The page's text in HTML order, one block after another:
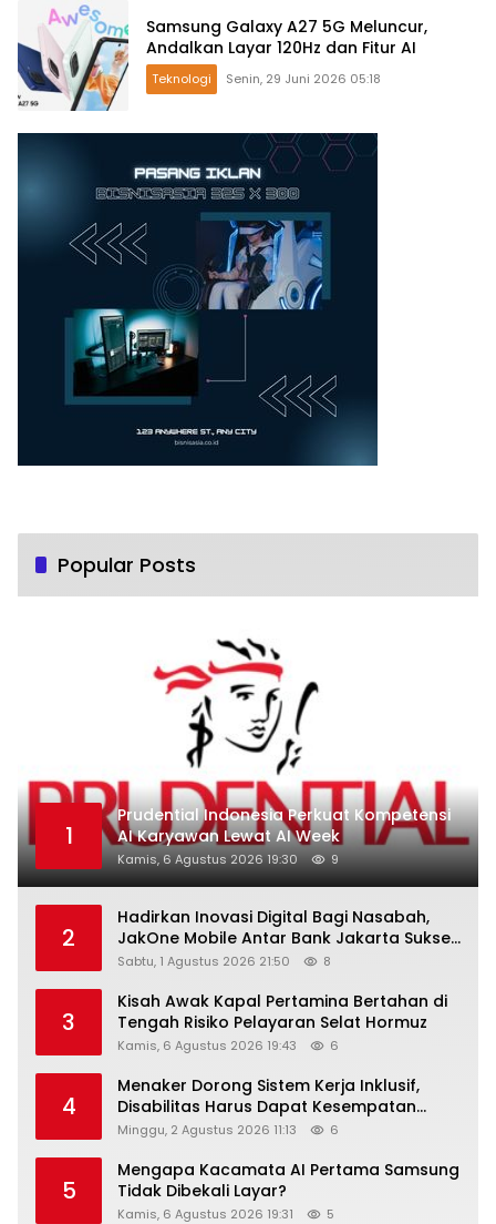
Samsung Galaxy A27 5G Meluncur,
Andalkan Layar 120Hz dan Fitur AI
Teknologi Senin, 29 Juni 2026 05:18
Popular Posts
1
Prudential Indonesia Perkuat Kompetensi
AI Karyawan Lewat AI Week
Kamis, 6 Agustus 2026 19:30 9
2
Hadirkan Inovasi Digital Bagi Nasabah,
JakOne Mobile Antar Bank Jakarta Sukses
Raih Digital Excellence Awards 2026
Sabtu, 1 Agustus 2026 21:50 8
3
Kisah Awak Kapal Pertamina Bertahan di
Tengah Risiko Pelayaran Selat Hormuz
Kamis, 6 Agustus 2026 19:43 6
4
Menaker Dorong Sistem Kerja Inklusif,
Disabilitas Harus Dapat Kesempatan
Setara
Minggu, 2 Agustus 2026 11:13 6
5
Mengapa Kacamata AI Pertama Samsung
Tidak Dibekali Layar?
Kamis, 6 Agustus 2026 19:31 5